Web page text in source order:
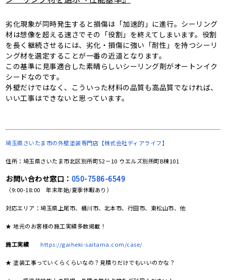
劣化現象が同時発生すると損傷は「加速的」に進行。シーリング
材は想像を超える速さでその「役割」を終えてしまいます。役割
を長く継続させるには、劣化・損傷に強い「耐性」を持つシーリ
ング材を選定することが一番の近道となります。
この基準に見事適合した素晴らしいシーリング剤がオートンイク
シードなのです。
外壁だけではなく、こういった材料の品質も高品質でなければ、
いい工事はできないと思っています。
埼玉県さいたま市の外壁塗装専門店【株式会社ディアライフ】
住所：埼玉県さいたま市北区別所町52－10 ウエルズ別所町B棟101
お問い合わせ窓口： 050-7586-6549
（9:00-18:00 年末年始/夏季休暇あり）
対応エリア：埼玉県上尾市、桶川市、北本市、行田市、東松山市、他
★ 地元のお客様の施工実績多数掲載！
施工実績 https://gaiheki-saitama.com/case/
★ 塗装工事っていくらくらいなの？見積りだけでもいいのかな？